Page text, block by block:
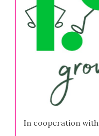
In cooperation with